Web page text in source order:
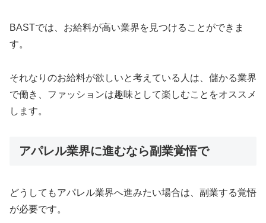
BASTでは、お給料が高い業界を見つけることができま
す。
それなりのお給料が欲しいと考えている人は、儲かる業界
で働き、ファッションは趣味として楽しむことをオススメ
します。
アパレル業界に進むなら副業覚悟で
どうしてもアパレル業界へ進みたい場合は、副業する覚悟
が必要です。